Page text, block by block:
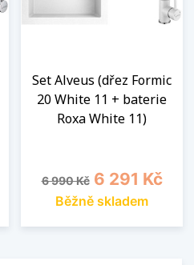
Set Alveus (dřez Formic
20 White 11 + baterie
Roxa White 11)
Běžná cena
6 990 Kč Cena
6 291 Kč
Běžně skladem